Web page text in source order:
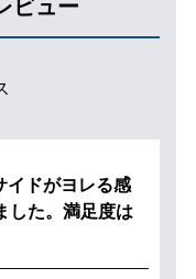
ビュー
イドがヨレる感
した。満足度は